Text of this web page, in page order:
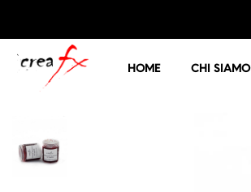
HOME CHI SIAMO